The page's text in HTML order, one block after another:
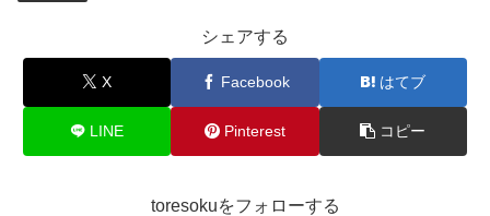
シェアする
X Facebook はてブ
LINE Pinterest コピー
toresokuをフォローする